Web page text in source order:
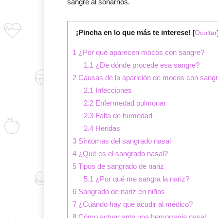
¡Pincha en lo que más te interese! [Ocultar
1 ¿Por qué aparecen mocos con sangre?
1.1 ¿De dónde procede esa sangre?
2 Causas de la aparición de mocos con
2.1 Infecciones
2.2Enfermedad pulmonar
2.3Falta de humedad
2.4Heridas
3 Síntomas del sangrado nasal
4 ¿Qué es el sangrado nasal?
5 Tipos de sangrado de nariz
5.1 ¿Por qué me sangra la nariz?
6 Sangrado de nariz en niños
7 ¿Cuándo hay que acudir al médico?